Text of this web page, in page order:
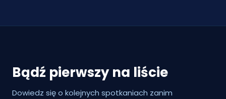
Bądź pierwszy na liście
Dowiedz się o kolejnych spotkaniach zanim